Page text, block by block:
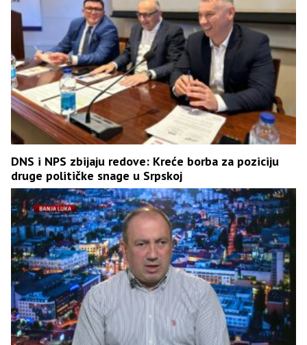
DNS i NPS zbijaju redove: Kreće borba za poziciju
druge političke snage u Srpskoj